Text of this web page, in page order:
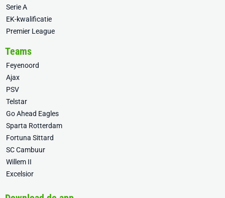
Serie A
EK-kwalificatie
Premier League
Teams
Feyenoord
Ajax
PSV
Telstar
Go Ahead Eagles
Sparta Rotterdam
Fortuna Sittard
SC Cambuur
Willem II
Excelsior